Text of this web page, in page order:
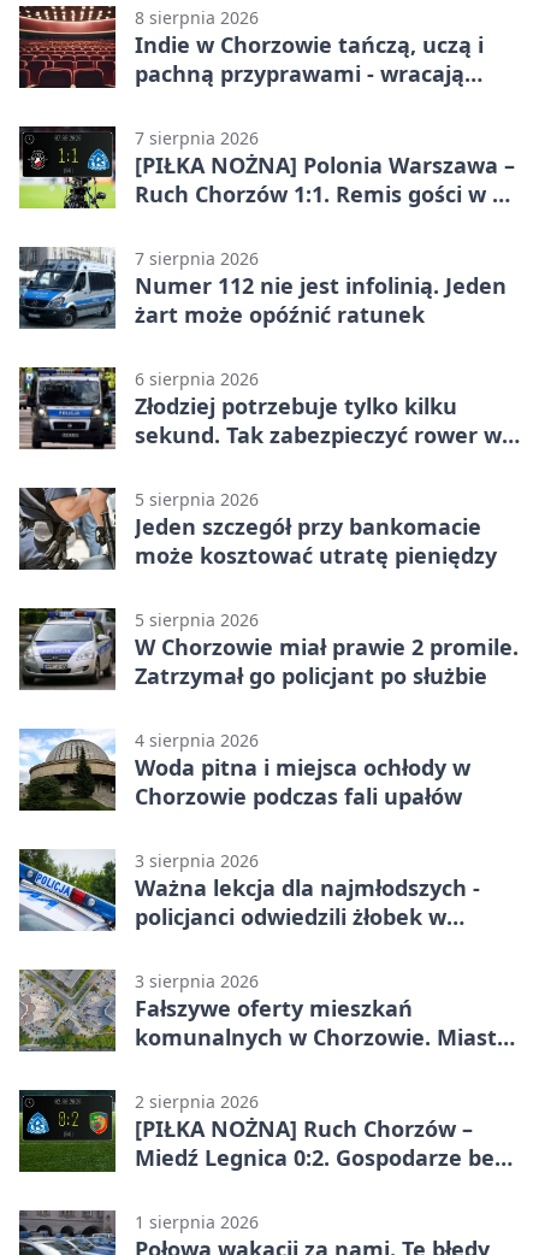
8 sierpnia 2026
Indie w Chorzowie tańczą, uczą i
pachną przyprawami - wracają
7 sierpnia 2026
[PIŁKA NOŻNA] Polonia Warszawa –
Ruch Chorzów 1:1. Remis gości w 3.
7 sierpnia 2026
Numer 112 nie jest infolinią. Jeden
żart może opóźnić ratunek
6 sierpnia 2026
Złodziej potrzebuje tylko kilku
sekund. Tak zabezpieczyć rower w
5 sierpnia 2026
Jeden szczegół przy bankomacie
może kosztować utratę pieniędzy
5 sierpnia 2026
W Chorzowie miał prawie 2 promile.
Zatrzymał go policjant po służbie
4 sierpnia 2026
Woda pitna i miejsca ochłody w
Chorzowie podczas fali upałów
3 sierpnia 2026
Ważna lekcja dla najmłodszych -
policjanci odwiedzili żłobek w
3 sierpnia 2026
Fałszywe oferty mieszkań
komunalnych w Chorzowie. Miasto
2 sierpnia 2026
[PIŁKA NOŻNA] Ruch Chorzów –
Miedź Legnica 0:2. Gospodarze bez
1 sierpnia 2026